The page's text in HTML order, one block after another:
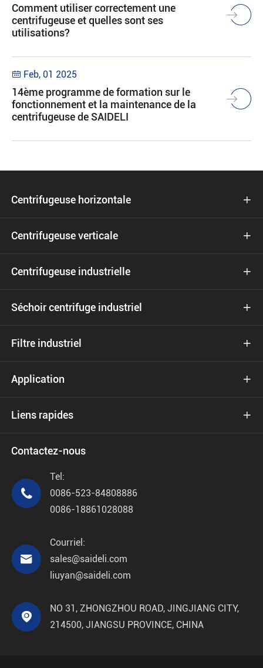
Comment utiliser correctement une
centrifugeuse et quelles sont ses
utilisations?
 Feb, 01 2025
14ème programme de formation sur le
fonctionnement et la maintenance de la
centrifugeuse de SAIDELI
Centrifugeuse horizontale 
Centrifugeuse verticale 
Centrifugeuse industrielle 
Séchoir centrifuge industriel 
Filtre industriel 
Application 
Liens rapides 
Contactez-nous

Tel:
0086-523-84808886
0086-18861028088

Courriel:
sales@saideli.com
liuyan@saideli.com

NO 31, ZHONGZHOU ROAD, JINGJIANG CITY,
214500, JIANGSU PROVINCE, CHINA